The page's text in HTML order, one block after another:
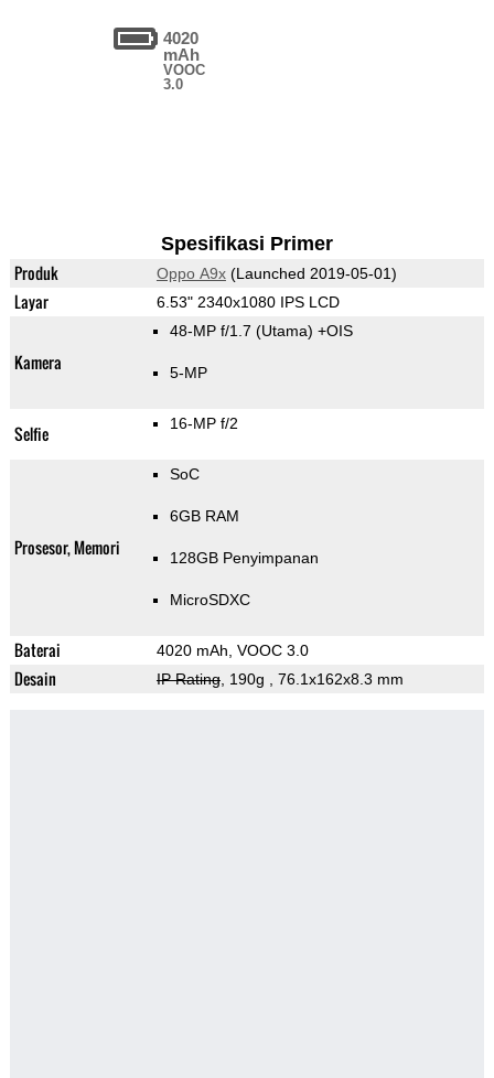
4020
mAh
VOOC
3.0
Spesifikasi Primer
Produk Oppo A9x(Launched 2019-05-01)
Layar 6.53" 2340x1080 IPS LCD
Kamera
48-MP f/1.7 (Utama) +OIS
5-MP
Selfie 16-MP f/2
Prosesor, Memori
SoC
6GB RAM
128GB Penyimpanan
MicroSDXC
Baterai 4020 mAh, VOOC 3.0
Desain IP Rating, 190g , 76.1x162x8.3 mm